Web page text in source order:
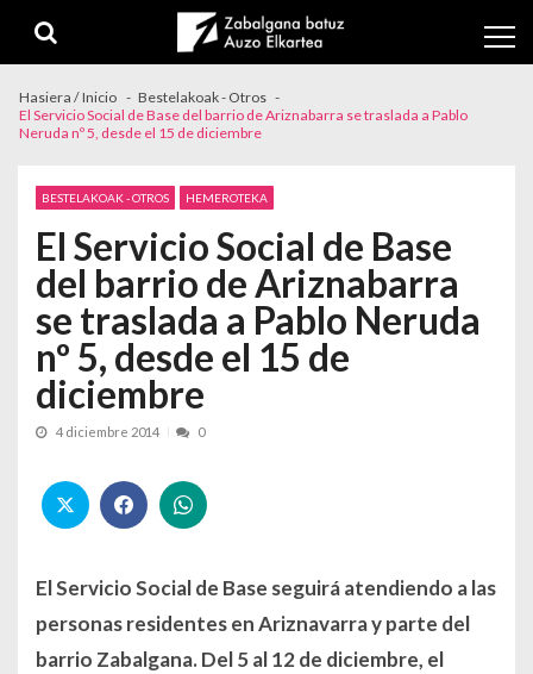
Hasiera / Inicio
Bestelakoak - Otros
El Servicio Social de Base del barrio de Ariznabarra se traslada a Pablo
Neruda nº 5, desde el 15 de diciembre
BESTELAKOAK - OTROS HEMEROTEKA
El Servicio Social de Base
del barrio de Ariznabarra
se traslada a Pablo Neruda
nº 5, desde el 15 de
diciembre
4 diciembre 2014 0
El Servicio Social de Base seguirá atendiendo a las
personas residentes en Ariznavarra y parte del
barrio Zabalgana. Del 5 al 12 de diciembre, el